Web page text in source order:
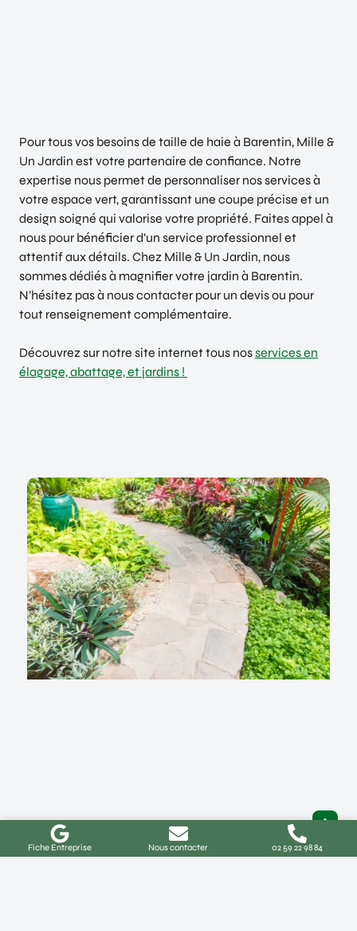
Fiche Entreprise Nous contacter 02 59 22 98 84
Pour tous vos besoins de taille de haie à Barentin, Mille &
Un Jardin est votre partenaire de confiance. Notre
expertise nous permet de personnaliser nos services à
votre espace vert, garantissant une coupe précise et un
design soigné qui valorise votre propriété. Faites appel à
nous pour bénéficier d’un service professionnel et
attentif aux détails. Chez Mille & Un Jardin, nous
sommes dédiés à magnifier votre jardin à Barentin.
N’hésitez pas à nous contacter pour un devis ou pour
tout renseignement complémentaire.
Découvrez sur notre site internet tous nosservices en
élagage, abattage, et jardins !
Aménagement de jardin à Buchy :